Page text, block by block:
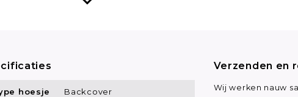
hoesje Backcover
Verzenden en
Wij werken nauw